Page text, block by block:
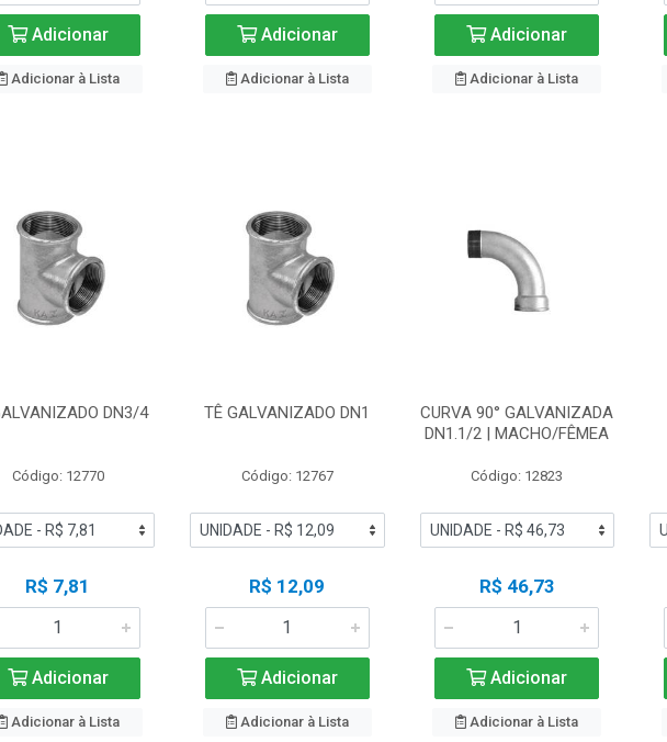
Adicionar
Adicionar à Lista
Adicionar
Adicionar à Lista
Adicionar
Adicionar à Lista
DN3/4
Código: 12770
R$ 7,81
Adicionar
Adicionar à Lista
TÊ GALVANIZADO DN1
Código: 12767
R$ 12,09
Adicionar
Adicionar à Lista
CURVA 90° GALVANIZADA
DN1.1/2 | MACHO/FÊMEA
Código: 12823
R$ 46,73
Adicionar
Adicionar à Lista